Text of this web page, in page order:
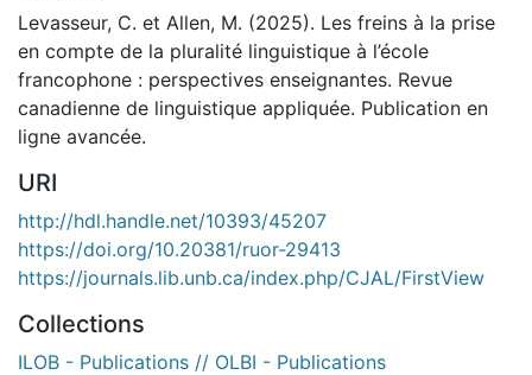
Levasseur, C. et Allen, M. (2025). Les freins à la prise
en compte de la pluralité linguistique à l’école
francophone : perspectives enseignantes. Revue
canadienne de linguistique appliquée. Publication en
ligne avancée.
URI
http://hdl.handle.net/10393/45207
https://doi.org/10.20381/ruor-29413
https://journals.lib.unb.ca/index.php/CJAL/FirstView
Collections
ILOB - Publications // OLBI - Publications